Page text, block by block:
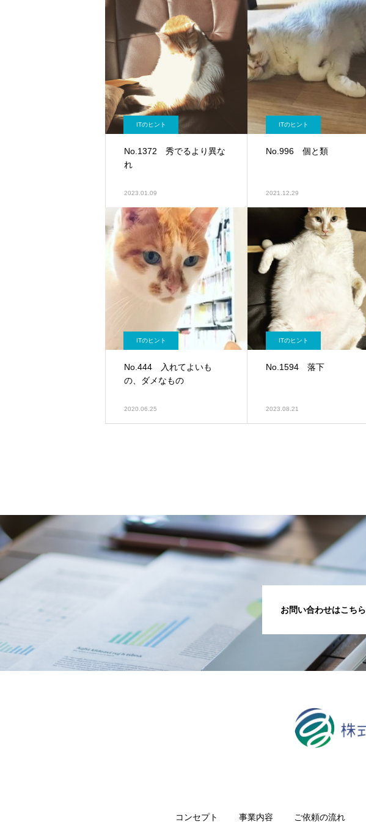
ITのヒント
No.1372 秀でるより異な
れ
2023.01.09
ITのヒント
No.996 個と類
2021.12.29
ITのヒント
No.444 入れてよいも
の、ダメなもの
2020.06.25
ITのヒント
No.1594 落下
2023.08.21
お問い合わせはこちら
コンセプト 事業内容 ご依頼の流れ